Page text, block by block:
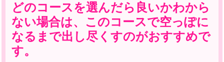
どのコースを選んだら良いかわから
ない場合は、このコースで空っぽに
なるまで出し尽くすのがおすすめで
す。